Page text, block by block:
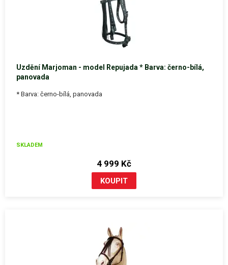
Uzdění Marjoman - model Repujada * Barva: černo-bílá,
panovada
* Barva: černo-bílá, panovada
SKLADEM
4 999 Kč